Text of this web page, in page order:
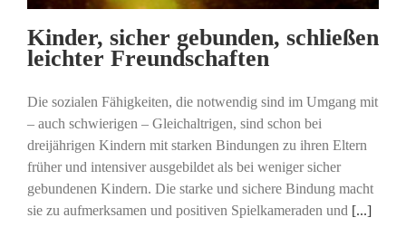
Kinder, sicher gebunden, schließen
leichter Freundschaften
Die sozialen Fähigkeiten, die notwendig sind im Umgang mit
– auch schwierigen – Gleichaltrigen, sind schon bei
dreijährigen Kindern mit starken Bindungen zu ihren Eltern
früher und intensiver ausgebildet als bei weniger sicher
gebundenen Kindern. Die starke und sichere Bindung macht
sie zu aufmerksamen und positiven Spielkameraden und [...]